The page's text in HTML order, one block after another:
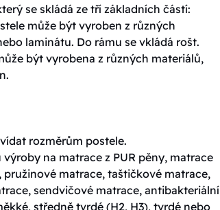
se skládá ze tří základních částí:
může být vyroben z různých
laminátu. Do rámu se vkládá rošt.
být vyrobena z různých materiálů,
rozměrům postele.
na matrace z PUR pěny, matrace
pružinové matrace, taštičkové matrace,
sendvičové matrace, antibakteriální
středně tvrdé (H2, H3), tvrdé nebo